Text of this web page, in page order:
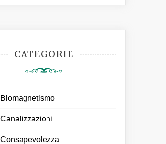
CATEGORIE
Biomagnetismo
Canalizzazioni
Consapevolezza